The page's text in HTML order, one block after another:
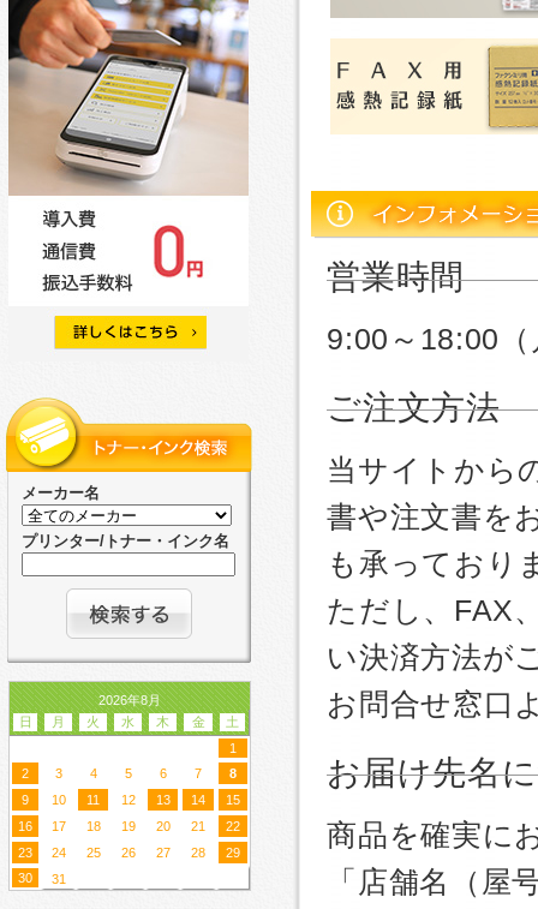
メーカー名
プリンター/トナー・インク名
2026年8月
日
月 火 水 木 金
土
1
2
3 4 5 6 7
8
9
10 11 12 13 14
15
16
17 18 19 20 21
22
23
24 25 26 27 28
29
30
31
営業時間
9:00～18:00
ご注文方法
当サイトから
書や注文書を
も承っており
ただし、FAX
い決済方法が
お問合せ窓口
お届け先名
商品を確実に
「店舗名（屋